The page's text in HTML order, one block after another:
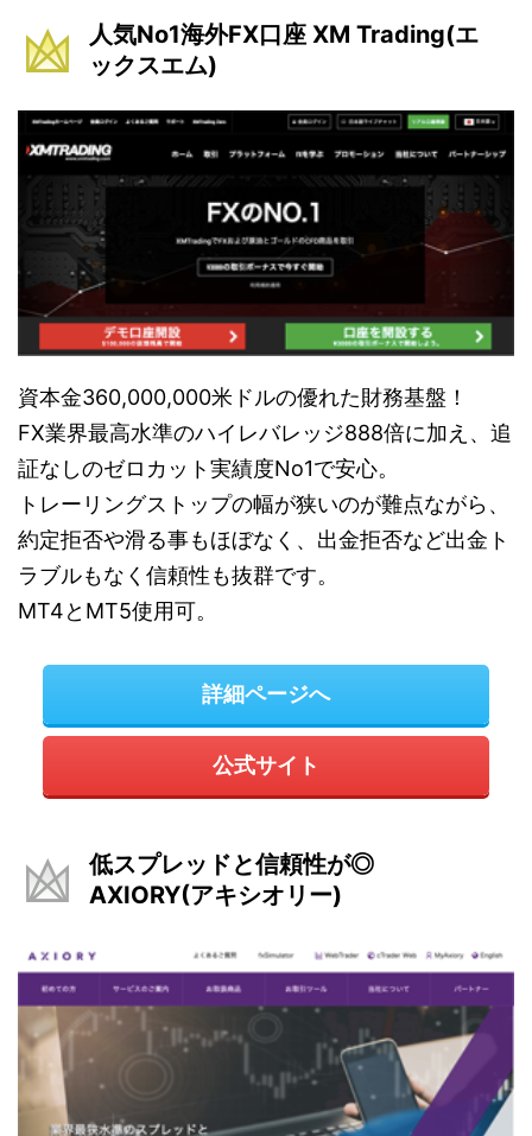
人気No1海外FX口座 XM Trading(エ
ックスエム)
資本金360,000,000米ドルの優れた財務基盤！
FX業界最高水準のハイレバレッジ888倍に加え、追
証なしのゼロカット実績度No1で安心。
トレーリングストップの幅が狭いのが難点ながら、
約定拒否や滑る事もほぼなく、出金拒否など出金ト
ラブルもなく信頼性も抜群です。
MT4とMT5使用可。
詳細ページへ
公式サイト
低スプレッドと信頼性が◎
AXIORY(アキシオリー)